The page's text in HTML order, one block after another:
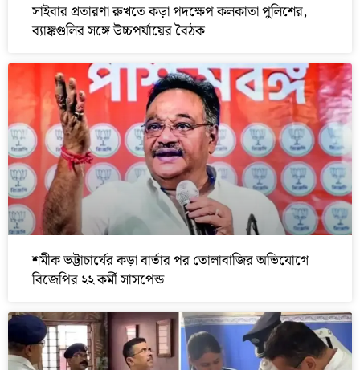
সাইবার প্রতারণা রুখতে কড়া পদক্ষেপ কলকাতা পুলিশের,
ব্যাঙ্কগুলির সঙ্গে উচ্চপর্যায়ের বৈঠক
শমীক ভট্টাচার্যের কড়া বার্তার পর তোলাবাজির অভিযোগে
বিজেপির ২২ কর্মী সাসপেন্ড